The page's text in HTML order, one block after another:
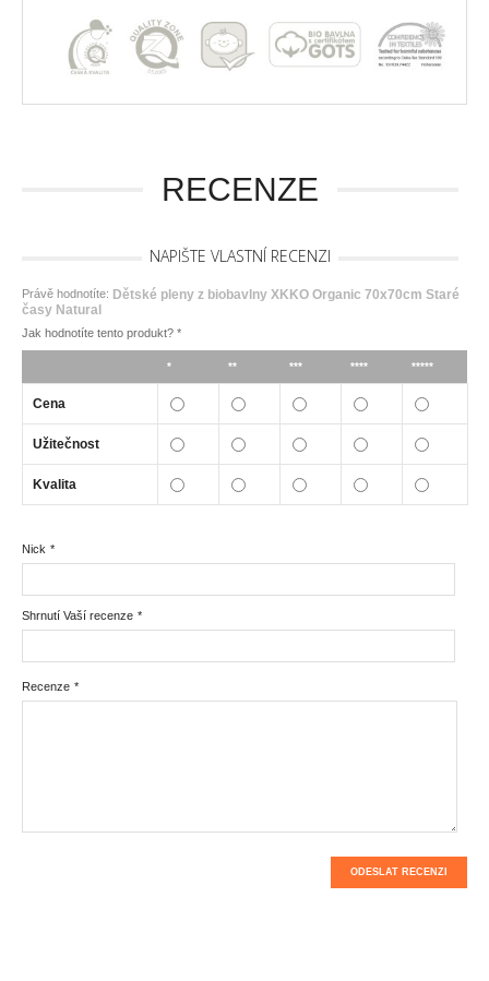
RECENZE
NAPIŠTE VLASTNÍ RECENZI
Právě hodnotíte: Dětské pleny z biobavlny XKKO Organic 70x70cm Staré
časy Natural
Jak hodnotíte tento produkt? *
* ** *** **** *****
Cena
Užitečnost
Kvalita
*
Nick
*
Shrnutí Vaší recenze
*
Recenze
ODESLAT RECENZI